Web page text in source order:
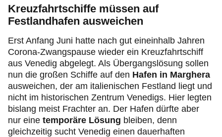
Kreuzfahrtschiffe müssen auf
Festlandhafen ausweichen
Erst Anfang Juni hatte nach gut eineinhalb Jahren
Corona-Zwangspause wieder ein Kreuzfahrtschiff
aus Venedig abgelegt. Als Übergangslösung sollen
nun die großen Schiffe auf den Hafen in Marghera
ausweichen, der am italienischen Festland liegt und
nicht im historischen Zentrum Venedigs. Hier legten
bislang meist Frachter an. Der Hafen dürfte aber
nur eine temporäre Lösung bleiben, denn
gleichzeitig sucht Venedig einen dauerhaften